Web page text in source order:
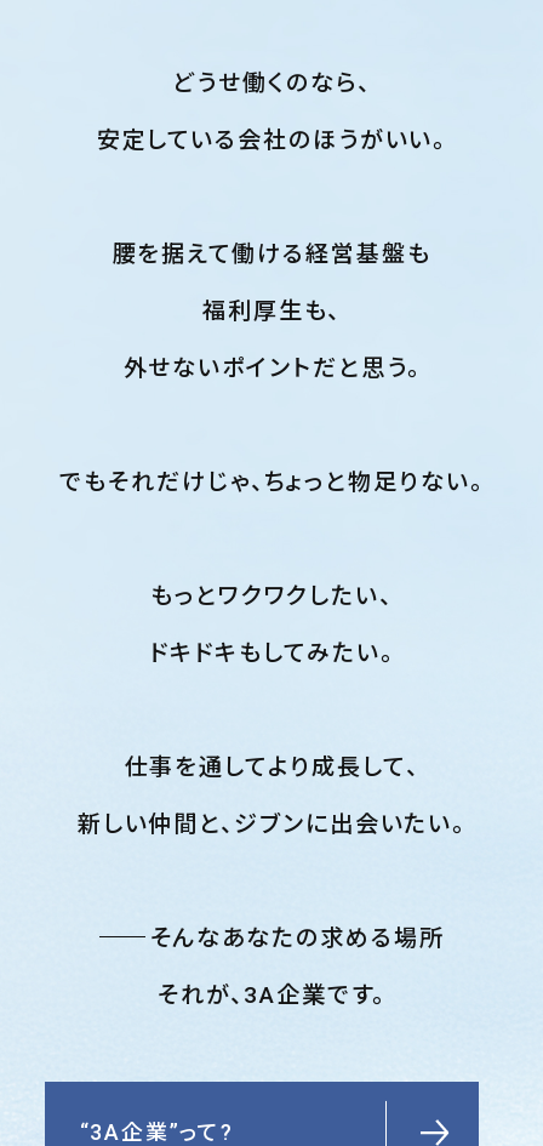
どうせ働くのなら、
安定している会社のほうがいい。
腰を据えて働ける経営基盤も
福利厚生も、
外せないポイントだと思う。
でもそれだけじゃ、ちょっと物足りない。
もっとワクワクしたい、
ドキドキもしてみたい。
仕事を通してより成長して、
新しい仲間と、ジブンに出会いたい。
そんなあなたの求める場所
それが、3A企業です。
“3A企業”って?